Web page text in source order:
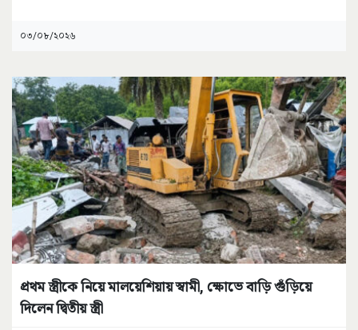
০৩/০৮/২০২৬
প্রথম স্ত্রীকে নিয়ে মালয়েশিয়ায় স্বামী, ক্ষোভে বাড়ি গুঁড়িয়ে
দিলেন দ্বিতীয় স্ত্রী